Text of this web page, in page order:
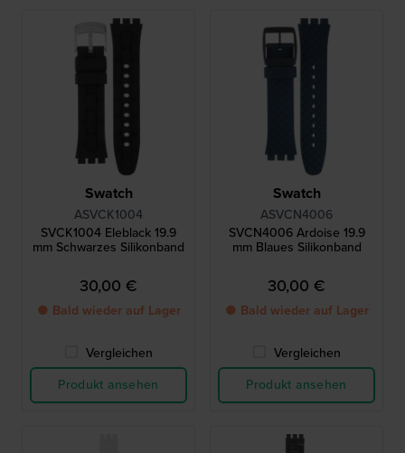
Swatch
ASVCK1004
SVCK1004 Eleblack 19.9
mm Schwarzes Silikonband
30,00 €
● Bald wieder auf Lager
Vergleichen
Produkt ansehen
Swatch
ASVCN4006
SVCN4006 Ardoise 19.9
mm Blaues Silikonband
30,00 €
● Bald wieder auf Lager
Vergleichen
Produkt ansehen